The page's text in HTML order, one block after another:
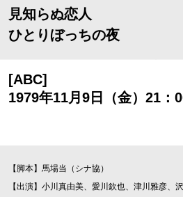
見知らぬ恋人
ひとりぼっちの夜
[ABC]
1979年11月9日（金）21：
【脚本】馬場当（シナ協）
【出演】小川真由美、愛川欽也、津川雅彦、